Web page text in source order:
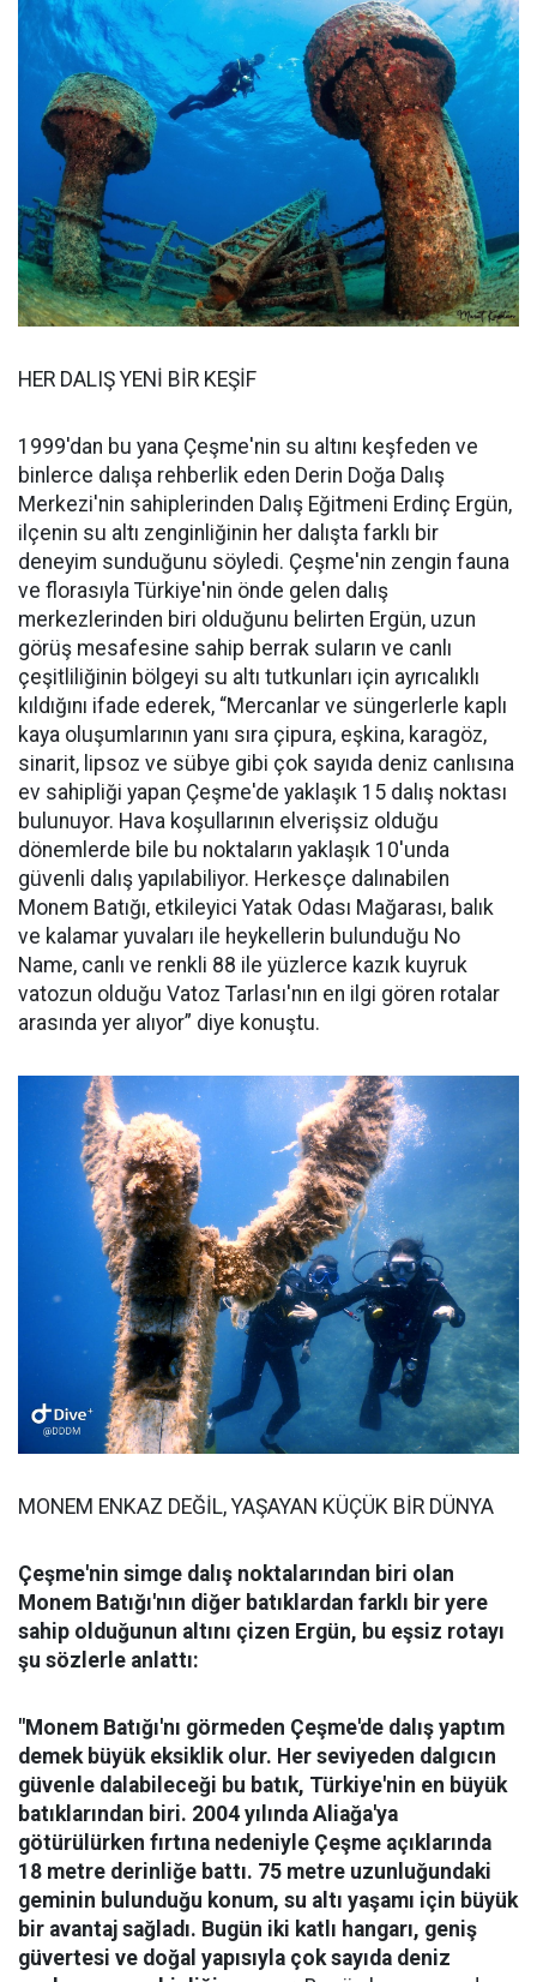
HER DALIŞ YENİ BİR KEŞİF
1999'dan bu yana Çeşme'nin su altını keşfeden ve
binlerce dalışa rehberlik eden Derin Doğa Dalış
Merkezi'nin sahiplerinden Dalış Eğitmeni Erdinç Ergün,
ilçenin su altı zenginliğinin her dalışta farklı bir
deneyim sunduğunu söyledi. Çeşme'nin zengin fauna
ve florasıyla Türkiye'nin önde gelen dalış
merkezlerinden biri olduğunu belirten Ergün, uzun
görüş mesafesine sahip berrak suların ve canlı
çeşitliliğinin bölgeyi su altı tutkunları için ayrıcalıklı
kıldığını ifade ederek, “Mercanlar ve süngerlerle kaplı
kaya oluşumlarının yanı sıra çipura, eşkina, karagöz,
sinarit, lipsoz ve sübye gibi çok sayıda deniz canlısına
ev sahipliği yapan Çeşme'de yaklaşık 15 dalış noktası
bulunuyor. Hava koşullarının elverişsiz olduğu
dönemlerde bile bu noktaların yaklaşık 10'unda
güvenli dalış yapılabiliyor. Herkesçe dalınabilen
Monem Batığı, etkileyici Yatak Odası Mağarası, balık
ve kalamar yuvaları ile heykellerin bulunduğu No
Name, canlı ve renkli 88 ile yüzlerce kazık kuyruk
vatozun olduğu Vatoz Tarlası'nın en ilgi gören rotalar
arasında yer alıyor” diye konuştu.
MONEM ENKAZ DEĞİL, YAŞAYAN KÜÇÜK BİR DÜNYA
Çeşme'nin simge dalış noktalarından biri olan
Monem Batığı'nın diğer batıklardan farklı bir yere
sahip olduğunun altını çizen Ergün, bu eşsiz rotayı
şu sözlerle anlattı:
"Monem Batığı'nı görmeden Çeşme'de dalış yaptım
demek büyük eksiklik olur. Her seviyeden dalgıcın
güvenle dalabileceği bu batık, Türkiye'nin en büyük
batıklarından biri. 2004 yılında Aliağa'ya
götürülürken fırtına nedeniyle Çeşme açıklarında
18 metre derinliğe battı. 75 metre uzunluğundaki
geminin bulunduğu konum, su altı yaşamı için büyük
bir avantaj sağladı. Bugün iki katlı hangarı, geniş
güvertesi ve doğal yapısıyla çok sayıda deniz